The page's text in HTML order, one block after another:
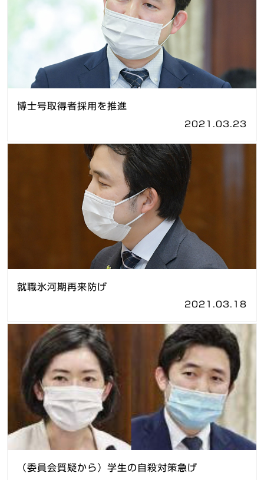
博士号取得者採用を推進
2021.03.23
就職氷河期再来防げ
2021.03.18
（委員会質疑から）学生の自殺対策急げ